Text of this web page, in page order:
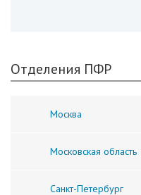
Отделения ПФР
Москва
Московская область
Санкт-Петербург